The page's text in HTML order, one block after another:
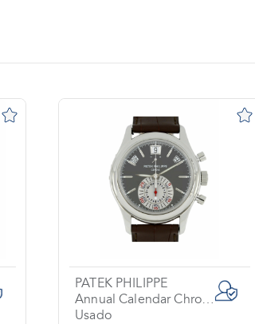
PATEK PHILIPPE
Annual Calendar Chronograph
Usado